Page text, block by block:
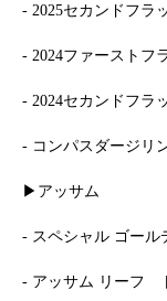
- 2025セカンドフラ
- 2024ファーストフ
- 2024セカンドフラ
- コンパスダージリ
▶アッサム
- スペシャル ゴール
- アッサム リーフ